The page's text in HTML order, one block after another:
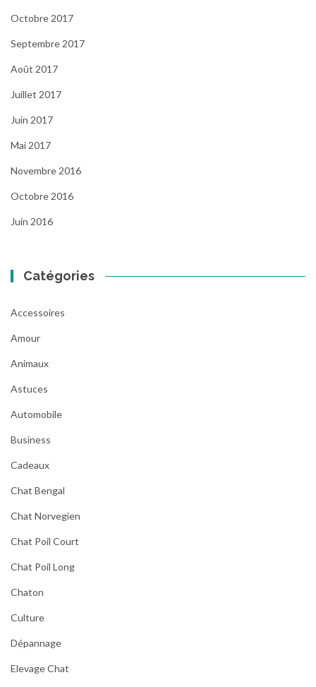
Octobre 2017
Septembre 2017
Août 2017
Juillet 2017
Juin 2017
Mai 2017
Novembre 2016
Octobre 2016
Juin 2016
Catégories
Accessoires
Amour
Animaux
Astuces
Automobile
Business
Cadeaux
Chat Bengal
Chat Norvegien
Chat Poil Court
Chat Poil Long
Chaton
Culture
Dépannage
Elevage Chat